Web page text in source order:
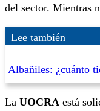
del sector. Mientras
Lee también
Albañiles: ¿cuánto
La UOCRA está